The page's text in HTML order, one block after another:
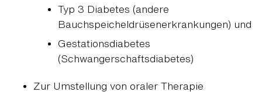
Typ 3 Diabetes (andere
Bauchspeicheldrüsenerkrankungen) und
Gestationsdiabetes
(Schwangerschaftsdiabetes)
Zur Umstellung von oraler Therapie